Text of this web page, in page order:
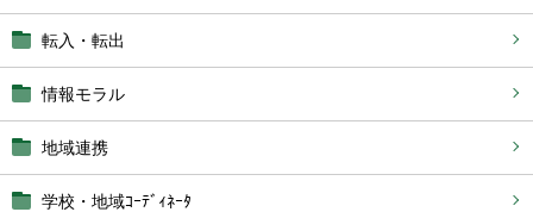
転入・転出
情報モラル
地域連携
学校・地域ｺｰﾃﾞｨﾈｰﾀ